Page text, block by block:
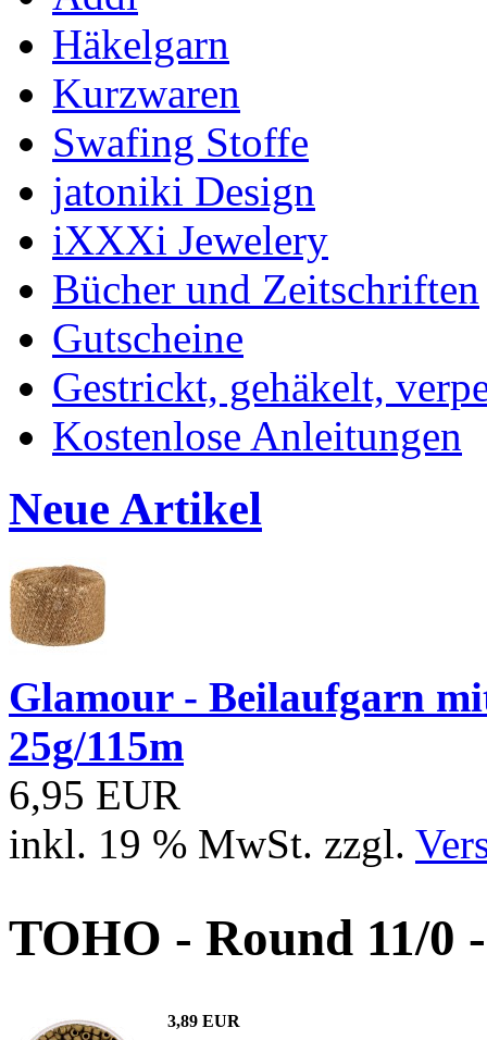
Häkelgarn
Kurzwaren
Swafing Stoffe
jatoniki Design
iXXXi Jewelery
Bücher und Zeitschriften
Gutscheine
Gestrickt, gehäkelt,
Kostenlose Anleitungen
Neue Artikel
Glamour - Beilaufgarn
25g/115m
6,95 EUR
inkl. 19 % MwSt. zzgl.
TOHO - Round 11/0
3,89 EUR